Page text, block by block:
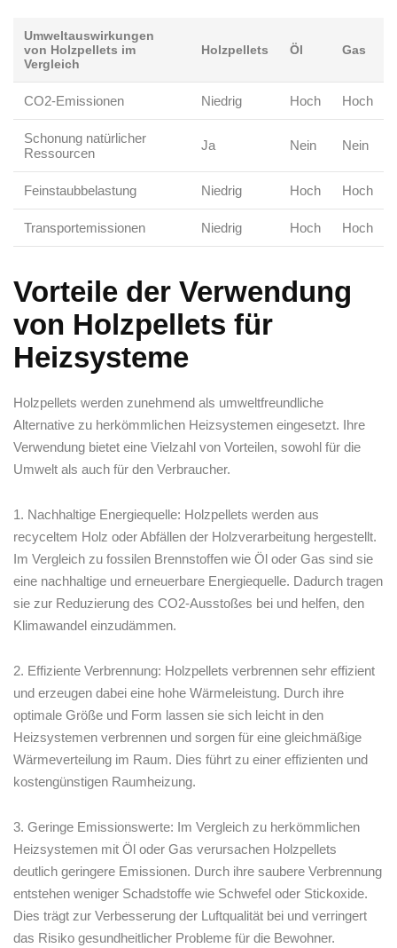
Umweltauswirkungen
von Holzpellets ‍im
Vergleich
Holzpellets Öl Gas
CO2-Emissionen Niedrig Hoch Hoch
Schonung natürlicher
Ressourcen
Ja Nein Nein
Feinstaubbelastung Niedrig Hoch Hoch
Transportemissionen Niedrig Hoch Hoch
Vorteile​ der Verwendung
von Holzpellets für
Heizsysteme
Holzpellets werden zunehmend als⁣ umweltfreundliche​
Alternative zu herkömmlichen Heizsystemen eingesetzt. ‍Ihre
Verwendung ⁣bietet eine Vielzahl⁣ von Vorteilen, ⁣sowohl ‍für die‍
Umwelt⁣ als auch für​ den Verbraucher.
1. Nachhaltige⁣ Energiequelle: Holzpellets werden⁢ aus
recyceltem Holz oder Abfällen der Holzverarbeitung hergestellt.⁤
Im Vergleich​ zu ​fossilen ⁤Brennstoffen ​wie⁤ Öl oder Gas sind sie⁣
eine nachhaltige⁣ und erneuerbare Energiequelle. Dadurch⁣ tragen
sie zur Reduzierung des CO2-Ausstoßes bei und helfen, den
Klimawandel einzudämmen.
2. Effiziente ⁤Verbrennung: ​Holzpellets verbrennen sehr effizient
und erzeugen ⁤dabei eine ​hohe Wärmeleistung.⁣ Durch ihre
optimale Größe‌ und Form lassen sie sich leicht in den‌
Heizsystemen verbrennen​ und sorgen ⁣für eine gleichmäßige
Wärmeverteilung im Raum. Dies ⁣führt zu einer effizienten und⁤
kostengünstigen Raumheizung.
3. ⁣Geringe Emissionswerte: Im Vergleich ⁣zu herkömmlichen ​
Heizsystemen mit Öl⁣ oder‌ Gas verursachen Holzpellets
deutlich geringere Emissionen. Durch ihre saubere⁣ Verbrennung⁤
entstehen weniger ​Schadstoffe‌ wie Schwefel oder⁢ Stickoxide.
Dies trägt zur Verbesserung⁤ der Luftqualität bei und verringert
das Risiko​ gesundheitlicher Probleme für die Bewohner.